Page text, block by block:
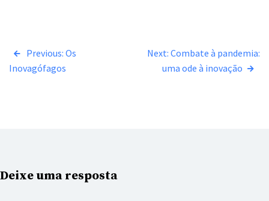
Navegação
de
Previous: Os
Inovagófagos
Next: Combate à pandemia:
uma ode à inovação
Deixe uma resposta